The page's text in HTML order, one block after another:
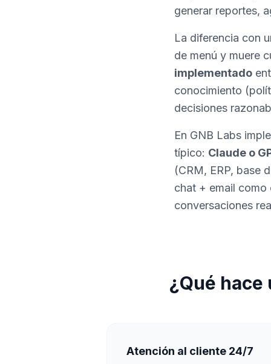
generar reportes,
La diferencia con
de menú y muere
implementado
conocimiento
decisiones
En GNB Labs
típico: Claude o
(CRM, ERP, base
chat + email como
conversaciones
¿Qué
Atención al cliente 24/7